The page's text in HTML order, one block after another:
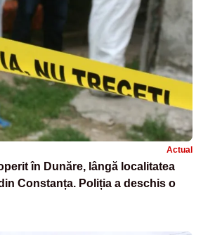
Actual
în Dunăre, lângă localitatea
Constanța. Poliția a deschis o